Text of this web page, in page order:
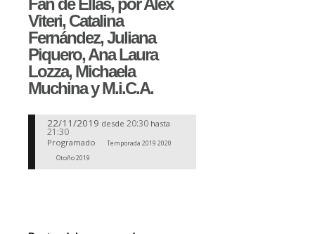
Fan de Ellas, por Alex
Viteri, Catalina
Fernández, Juliana
Piquero, Ana Laura
Lozza, Michaela
Muchina y M.i.C.A.
22/11/2019 desde 20:30 hasta
21:30
Programado
Temporada 2019 2020
Otoño 2019